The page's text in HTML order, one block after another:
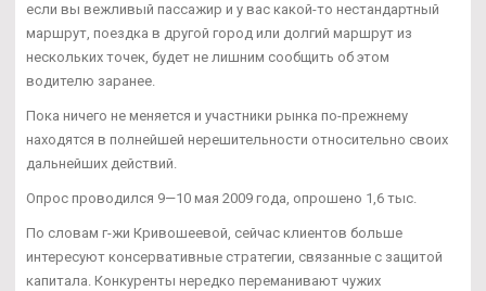
если вы вежливый пассажир и у вас какой-то нестандартный
маршрут, поездка в другой город или долгий маршрут из
нескольких точек, будет не лишним сообщить об этом
водителю заранее.
Пока ничего не меняется и участники рынка по-прежнему
находятся в полнейшей нерешительности относительно своих
дальнейших действий.
Опрос проводился 9—10 мая 2009 года, опрошено 1,6 тыс.
По словам г-жи Кривошеевой, сейчас клиентов больше
интересуют консервативные стратегии, связанные с защитой
капитала. Конкуренты нередко переманивают чужих